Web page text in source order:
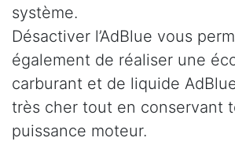
système.
Désactiver l’AdBlue vous
également de réaliser une
carburant et de liquide
très cher tout en conservant
puissance moteur.